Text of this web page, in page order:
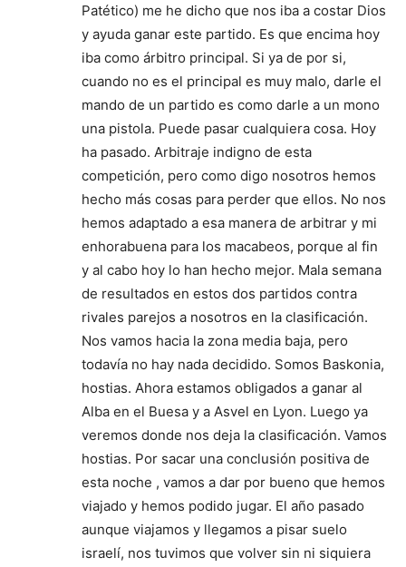
Patético) me he dicho que nos iba a costar Dios
y ayuda ganar este partido. Es que encima hoy
iba como árbitro principal. Si ya de por si,
cuando no es el principal es muy malo, darle el
mando de un partido es como darle a un mono
una pistola. Puede pasar cualquiera cosa. Hoy
ha pasado. Arbitraje indigno de esta
competición, pero como digo nosotros hemos
hecho más cosas para perder que ellos. No nos
hemos adaptado a esa manera de arbitrar y mi
enhorabuena para los macabeos, porque al fin
y al cabo hoy lo han hecho mejor. Mala semana
de resultados en estos dos partidos contra
rivales parejos a nosotros en la clasificación.
Nos vamos hacia la zona media baja, pero
todavía no hay nada decidido. Somos Baskonia,
hostias. Ahora estamos obligados a ganar al
Alba en el Buesa y a Asvel en Lyon. Luego ya
veremos donde nos deja la clasificación. Vamos
hostias. Por sacar una conclusión positiva de
esta noche , vamos a dar por bueno que hemos
viajado y hemos podido jugar. El año pasado
aunque viajamos y llegamos a pisar suelo
israelí, nos tuvimos que volver sin ni siquiera